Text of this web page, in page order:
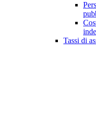
Tassi di